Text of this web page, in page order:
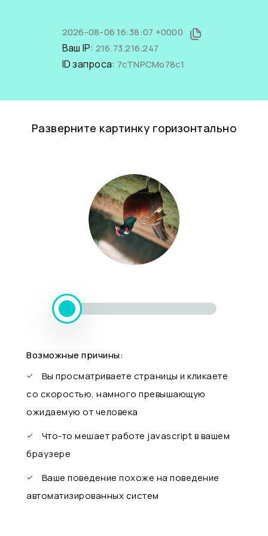
2026-08-06 16:38:07 +0000
Ваш IP: 216.73.216.247
ID запроса: 7cTNPCMo78c1
Разверните картинку горизонтально
Возможные причины:
Вы просматриваете страницы и кликаете
со скоростью, намного превышающую
ожидаемую от человека
Что-то мешает работе javascript в вашем
браузере
Ваше поведение похоже на поведение
автоматизированных систем